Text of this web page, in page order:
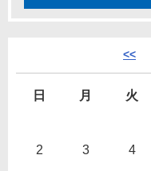
<<
日 月 火
2 3 4